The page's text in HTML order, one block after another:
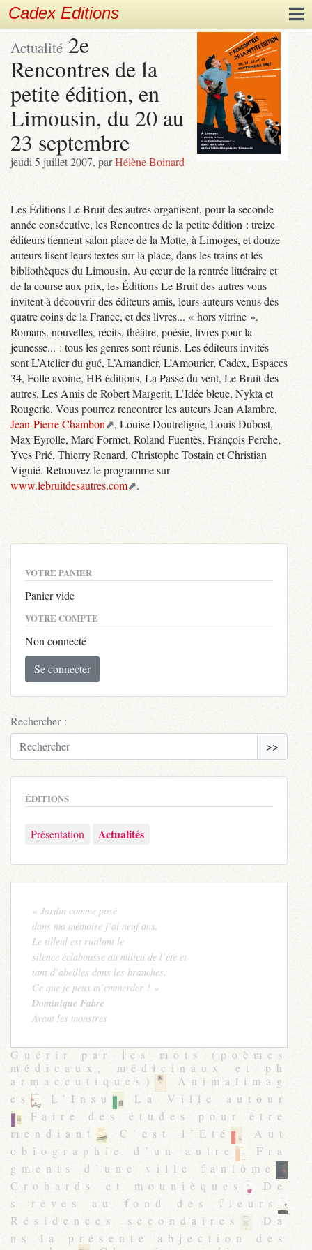
Cadex Editions
Actualité 2e
Rencontres de la
petite édition, en
Limousin, du 20 au
23 septembre
jeudi 5 juillet 2007, parHélène Boinard
Les Éditions Le Bruit des autres organisent, pour la seconde
année consécutive, les Rencontres de la petite édition : treize
éditeurs tiennent salon place de la Motte, à Limoges, et douze
auteurs lisent leurs textes sur la place, dans les trains et les
bibliothèques du Limousin. Au cœur de la rentrée littéraire et
de la course aux prix, les Éditions Le Bruit des autres vous
invitent à découvrir des éditeurs amis, leurs auteurs venus des
quatre coins de la France, et des livres... « hors vitrine ».
Romans, nouvelles, récits, théâtre, poésie, livres pour la
jeunesse... : tous les genres sont réunis. Les éditeurs invités
sont L’Atelier du gué, L’Amandier, L’Amourier, Cadex, Espaces
34, Folle avoine, HB éditions, La Passe du vent, Le Bruit des
autres, Les Amis de Robert Margerit, L’Idée bleue, Nykta et
Rougerie. Vous pourrez rencontrer les auteurs Jean Alambre,
Jean-Pierre Chambon
, Louise Doutreligne, Louis Dubost,
Max Eyrolle, Marc Formet, Roland Fuentès, François Perche,
Yves Prié, Thierry Renard, Christophe Tostain et Christian
Viguié. Retrouvez le programme sur
www.lebruitdesautres.com
.
VOTRE PANIER
Panier vide
VOTRE COMPTE
Non connecté
Se connecter
Rechercher :
>>
ÉDITIONS
Présentation Actualités
« Jardin comme posé
dans ma mémoire j’ai neuf ans.
Le tilleul est rutilant le
silence éclabousse au milieu de l’été et
tant d’abeilles dans les branches.
Ce que je peux m’emmerder ! »
Dominique Fabre
Avant les monstres
Guérir par les mots (poèmes
médicaux, médicinaux et ph
armaceutiques)
Animalimag
es
L’Insu
La Ville autour
Faire des études pour être
mendiant
C’est l’Eté
Aut
obiographie d’un autre
Fra
gments d’une ville fantôme
Crobards et mounièques
De
s rêves au fond des fleurs
Résidences secondaires
Da
ns la présente abjection des